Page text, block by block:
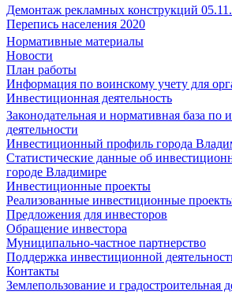
Демонтаж рекламных конструкций
Перепись населения 2020
Нормативные материалы
Новости
План работы
Информация по воинскому учету для
Инвестиционная деятельность
Законодательная и нормативная база по
деятельности
Инвестиционный профиль города
Статистические данные об
городе Владимире
Инвестиционные проекты
Реализованные инвестиционные
Предложения для инвесторов
Обращение инвестора
Муниципально-частное партнерство
Поддержка инвестиционной
Контакты
Землепользование и градостроительная